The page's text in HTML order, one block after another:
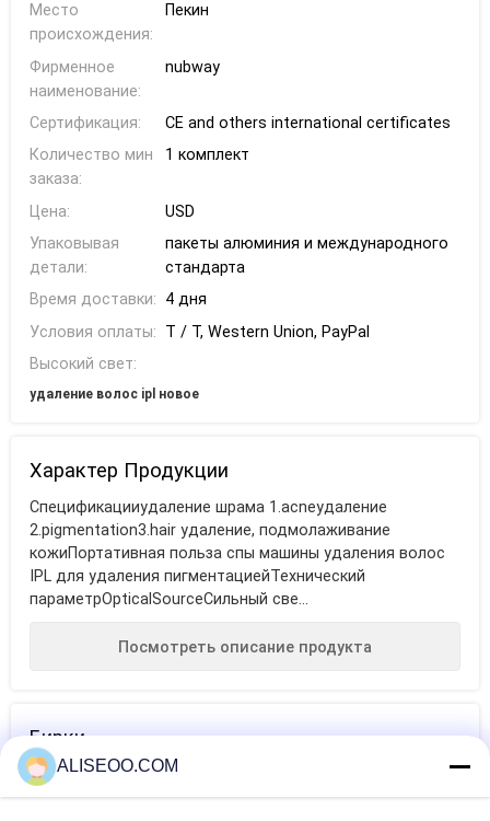
Место
происхождения:
Пекин
Фирменное
наименование:
nubway
Сертификация:
CE and others international certificates
Количество мин
заказа:
1 комплект
Цена:
USD
Упаковывая
детали:
пакеты алюминия и международного
стандарта
Время доставки: 4 дня
Условия оплаты: T / T, Western Union, PayPal
Высокий свет:
удаление волос ipl новое
Характер Продукции
Спецификацииудаление шрама 1.acneудаление
2.pigmentation3.hair удаление, подмолаживание
кожиПортативная польза спы машины удаления волос
IPL для удаления пигментациейТехнический
параметрOpticalSourceСильный све...
Посмотреть описание продукта
Бирки
ALISEOO.COM